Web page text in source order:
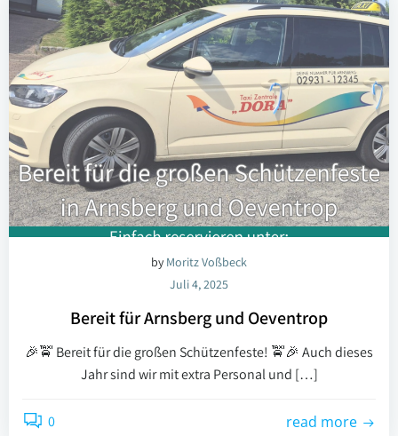
by Moritz Voßbeck
Juli 4, 2025
Bereit für Arnsberg und Oeventrop
🎉🚖 Bereit für die großen Schützenfeste! 🚖🎉 Auch dieses
Jahr sind wir mit extra Personal und […]
0 read more